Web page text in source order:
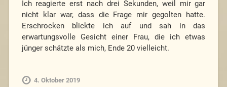
Ich reagierte erst nach drei Sekunden, weil mir gar
nicht klar war, dass die Frage mir gegolten hatte.
Erschrocken blickte ich auf und sah in das
erwartungsvolle Gesicht einer Frau, die ich etwas
jünger schätzte als mich, Ende 20 vielleicht.
4. Oktober 2019